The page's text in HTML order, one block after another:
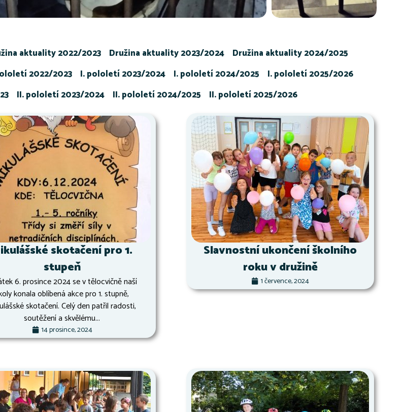
aktuality 2022/2023 Družina aktuality 2023/2024
Družina aktuality 2024/2025
2022/2023 I. pololetí 2023/2024 I. pololetí 2024/2025
I. pololetí 2025/2026
II. pololetí 2023/2024 II. pololetí 2024/2025 II. pololetí 2025/2026
skotačení pro 1.
stupeň
6. prosince 2024 se v tělocvičně naší
konala oblíbená akce pro 1. stupně,
skotačení. Celý den patřil radosti,
soutěžení a skvělému...
14 prosince, 2024
Slavnostní ukončení školního
roku v družině
1 července, 2024